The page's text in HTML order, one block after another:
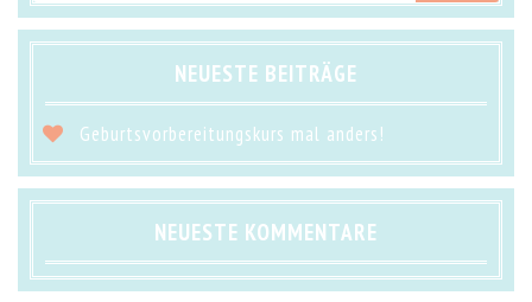
NEUESTE BEITRÄGE
Geburtsvorbereitungskurs mal anders!
NEUESTE KOMMENTARE